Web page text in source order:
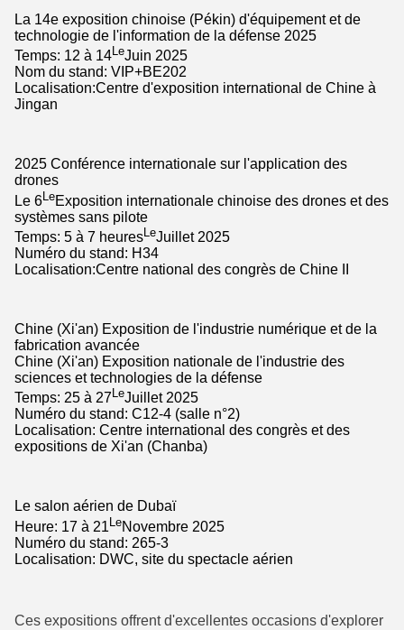
La 14e exposition chinoise (Pékin) d'équipement et de
technologie de l'information de la défense 2025
Temps: 12 à 14LeJuin 2025
Nom du stand: VIP+BE202
Localisation:Centre d'exposition international de Chine à
Jingan
2025 Conférence internationale sur l'application des
drones
Le 6LeExposition internationale chinoise des drones et des
systèmes sans pilote
Temps: 5 à 7 heuresLeJuillet 2025
Numéro du stand: H34
Localisation:Centre national des congrès de Chine II
Chine (Xi'an) Exposition de l'industrie numérique et de la
fabrication avancée
Chine (Xi'an) Exposition nationale de l'industrie des
sciences et technologies de la défense
Temps: 25 à 27 LeJuillet 2025
Numéro du stand: C12-4 (salle n°2)
Localisation: Centre international des congrès et des
expositions de Xi'an (Chanba)
Le salon aérien de Dubaï
Heure: 17 à 21LeNovembre 2025
Numéro du stand: 265-3
Localisation: DWC, site du spectacle aérien
Ces expositions offrent d'excellentes occasions d'explorer